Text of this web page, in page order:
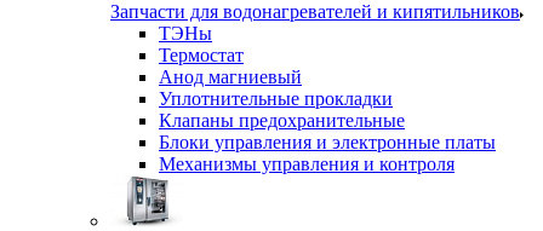
Запчасти для водонагревателей и кипятильников
ТЭНы
Термостат
Анод магниевый
Уплотнительные прокладки
Клапаны предохранительные
Блоки управления и электронные платы
Механизмы управления и контроля